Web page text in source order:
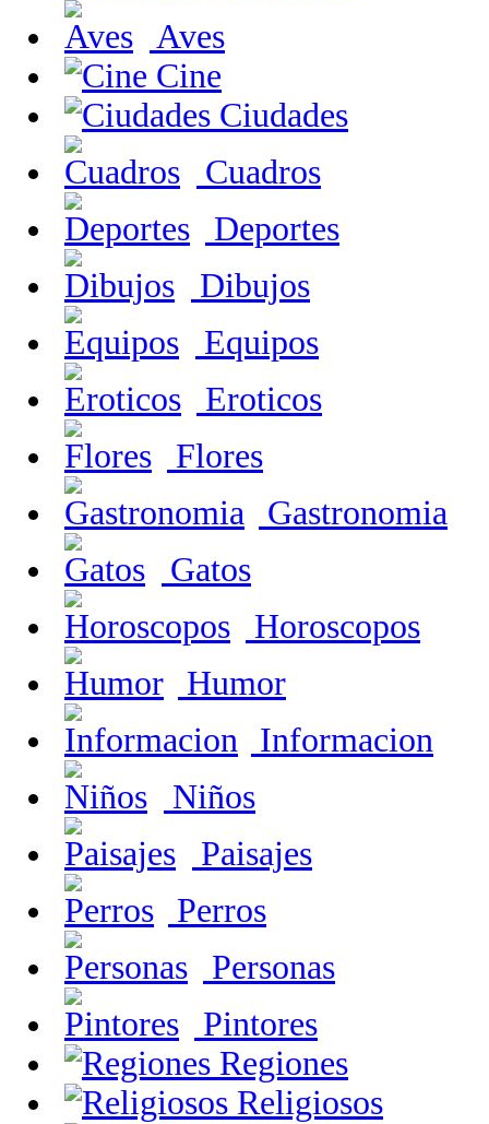
Aves
Cine
Ciudades
Cuadros
Deportes
Dibujos
Equipos
Eroticos
Flores
Gastronomia
Gatos
Horoscopos
Humor
Informacion
Niños
Paisajes
Perros
Personas
Pintores
Regiones
Religiosos